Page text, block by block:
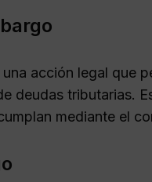
acción legal que
deudas tributarias.
mediante el